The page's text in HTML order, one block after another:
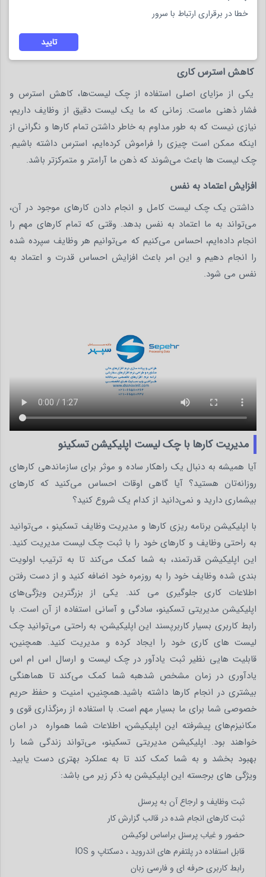
استفاده از چک لیست ها کارهای بزرگ به صورت فرآیند های کوچک
تر تقسیم می شوند و تیمتان در سریع ترین زمان ممکن پروژه های
کاهش استرس کاری
یکی از مزایای اصلی استفاده از چک لیست‌ها، کاهش استرس و
فشار ذهنی ماست. زمانی که ما یک لیست دقیق از وظایف داریم،
نیازی نیست که به طور مداوم به خاطر داشتن تمام کارها و نگرانی از
اینکه ممکن است چیزی را فراموش کرده‌ایم، استرس داشته باشیم.
چک لیست ها باعث می‌شوند که ذهن ما آرامتر و متمرکزتر باشد.
افزایش اعتماد به نفس
داشتن یک چک لیست کامل و انجام دادن کارهای موجود در آن،
می‌تواند به ما اعتماد به نفس بدهد. وقتی که تمام کارهای مهم را
انجام داده‌ایم، احساس می‌کنیم که می‌توانیم هر وظایف سپرده شده
را انجام دهیم و این امر باعث افزایش احساس قدرت و اعتماد به
نفس می شود.
مدیریت کارها با چک لیست اپلیکیشن تسکینو
آیا همیشه به دنبال یک راهکار ساده و موثر برای سازماندهی کارهای
روزانه‌تان هستید؟ آیا گاهی اوقات احساس می‌کنید که کارهای
بیشماری دارید و نمی‌دانید از کدام یک شروع کنید؟
با اپلیکیشن برنامه ریزی کارها و مدیریت وظایف تسکینو ، می‌توانید
به راحتی وظایف و کارهای خود را با ثبت چک لیست مدیریت کنید.
این اپلیکیشن قدرتمند، به شما کمک می‌کند تا به ترتیب اولویت
بندی شده وظایف خود را به روزمره خود اضافه کنید و از دست رفتن
اطلاعات کاری جلوگیری می کند. یکی از بزرگترین ویژگی‌های
اپلیکیشن مدیریتی تسکینو، سادگی و آسانی استفاده از آن است. با
رابط کاربری بسیار کاربرپسند این اپلیکیشن، به راحتی می‌توانید چک
لیست های کاری خود را ایجاد کرده و مدیریت کنید. همچنین،
قابلیت هایی نظیر ثبت یادآور در چک لیست و ارسال اس ام اس
یادآوری در زمان مشخص شدهبه شما کمک می‌کند تا هماهنگی
بیشتری در انجام کارها داشته باشید.همچنین، امنیت و حفظ حریم
خصوصی شما برای ما بسیار مهم است. با استفاده از رمزگذاری قوی و
مکانیزم‌های پیشرفته این اپلیکیشن، اطلاعات شما همواره در امان
خواهند بود. اپلیکیشن مدیریتی تسکینو، می‌تواند زندگی شما را
بهبود بخشد و به شما کمک کند تا به عملکرد بهتری دست یابید.
ویژگی های برجسته این اپلیکیشن به ذکر زیر می باشد:
ثبت وظایف و ارجاع آن به پرسنل
ثبت کارهای انجام شده در قالب گزارش کار
حضور و غیاب پرسنل براساس لوکیشن
قابل استفاده در پلتفرم های اندروید ، دسکتاپ و IOS
رابط کاربری حرفه ای و فارسی زبان
خطا در برقراری ارتباط با سرور
تایید